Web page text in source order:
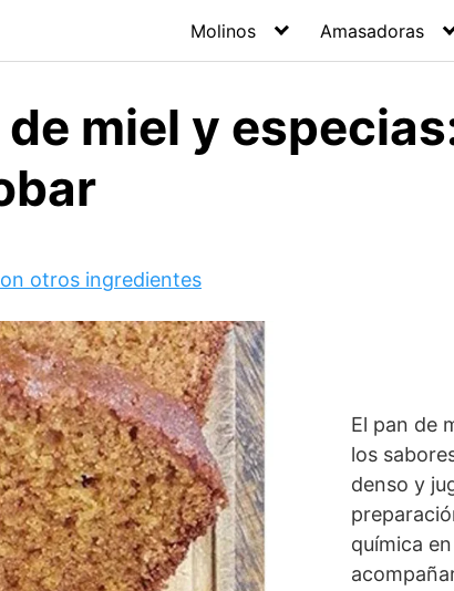
Molinos Amasadoras
miel y
otros ingredientes
El pan de
los
denso y
química